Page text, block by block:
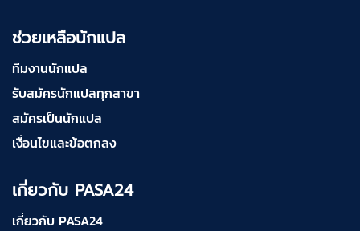
ช่วยเหลือนักแปล
ทีมงานนักแปล
รับสมัครนักแปลทุกสาขา
สมัครเป็นนักแปล
เงื่อนไขและข้อตกลง
เกี่ยวกับ PASA24
เกี่ยวกับ PASA24